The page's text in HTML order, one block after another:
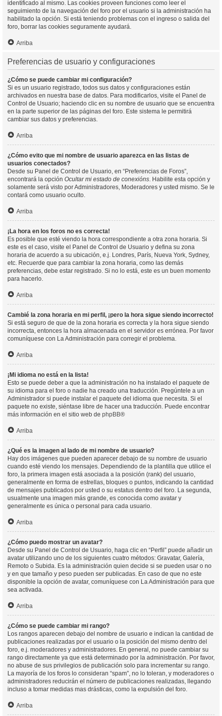
identificado al mismo. Las cookies proveen funciones como leer el
seguimiento de la navegación del foro por el usuario si la administración ha
habilitado la opción. Si está teniendo problemas con el ingreso o salida del
foro, borrar las cookies seguramente ayudará.
Arriba
Preferencias de usuario y configuraciones
¿Cómo se puede cambiar mi configuración?
Si es un usuario registrado, todos sus datos y configuraciones están
archivados en nuestra base de datos. Para modificarlos, visite el Panel de
Control de Usuario; haciendo clic en su nombre de usuario que se encuentra
en la parte superior de las páginas del foro. Este sistema le permitirá
cambiar sus datos y preferencias.
Arriba
¿Cómo evito que mi nombre de usuario aparezca en las listas de
usuarios conectados?
Desde su Panel de Control de Usuario, en “Preferencias de Foros”,
encontrará la opción Ocultar mi estado de conexións. Habilite esta opción y
solamente será visto por Administradores, Moderadores y usted mismo. Se le
contará como usuario oculto.
Arriba
¡La hora en los foros no es correcta!
Es posible que esté viendo la hora correspondiente a otra zona horaria. Si
este es el caso, visite el Panel de Control de Usuario y defina su zona
horaria de acuerdo a su ubicación, e.j. Londres, París, Nueva York, Sydney,
etc. Recuerde que para cambiar la zona horaria, como las demás
preferencias, debe estar registrado. Si no lo está, este es un buen momento
para hacerlo.
Arriba
Cambié la zona horaria en mi perfil, ¡pero la hora sigue siendo incorrecto!
Si está seguro de que de la zona horaria es correcta y la hora sigue siendo
incorrecta, entonces la hora almacenada en el servidor es errónea. Por favor
comuníquese con La Administración para corregir el problema.
Arriba
¡Mi idioma no está en la lista!
Esto se puede deber a que la administración no ha instalado el paquete de
su idioma para el foro o nadie ha creado una traducción. Pregúntele a un
Administrador si puede instalar el paquete del idioma que necesita. Si el
paquete no existe, siéntase libre de hacer una traducción. Puede encontrar
más información en el sitio web de phpBB®
Arriba
¿Qué es la imagen al lado de mi nombre de usuario?
Hay dos imágenes que pueden aparecer debajo de su nombre de usuario
cuando esté viendo los mensajes. Dependiendo de la plantilla que utilice el
foro, la primera imagen está asociada a la posición (rank) del usuario,
generalmente en forma de estrellas, bloques o puntos, indicando la cantidad
de mensajes publicados por usted o su estatus dentro del foro. La segunda,
usualmente una imagen más grande, es conocida como avatar y
generalmente es única o personal para cada usuario.
Arriba
¿Cómo puedo mostrar un avatar?
Desde su Panel de Control de Usuario, haga clic en “Perfil” puede añadir un
avatar utilizando uno de los siguientes cuatro métodos: Gravatar, Galería,
Remoto o Subida. Es la administración quien decide si se pueden usar o no
y en que tamaño y peso pueden ser publicadas. En caso de que no este
disponible la opción de avatar, comuníquese con La Administración para que
sea activada.
Arriba
¿Cómo se puede cambiar mi rango?
Los rangos aparecen debajo del nombre de usuario e indican la cantidad de
publicaciones realizadas por el usuario o la posición del mismo dentro del
foro, e.j. moderadores y administradores. En general, no puede cambiar su
rango directamente ya que está determinado por la administración. Por favor,
no abuse de sus privilegios de publicación solo para incrementar su rango.
La mayoría de los foros lo consideran “spam”, no lo toleran, y moderadores o
administradores reducirán el número de publicaciones realizadas, llegando
incluso a tomar medidas mas drásticas, como la expulsión del foro.
Arriba